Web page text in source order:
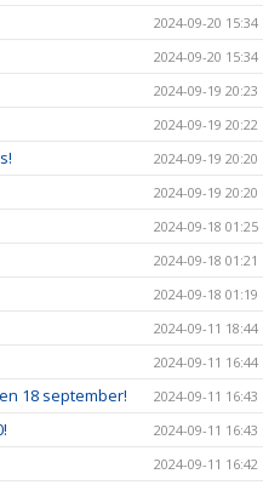
2024-09-20 15:34
2024-09-20 15:34
2024-09-19 20:23
2024-09-19 20:22
2024-09-19 20:20
2024-09-19 20:20
2024-09-18 01:25
2024-09-18 01:21
2024-09-18 01:19
2024-09-11 18:44
2024-09-11 16:44
18 september! 2024-09-11 16:43
2024-09-11 16:43
2024-09-11 16:42